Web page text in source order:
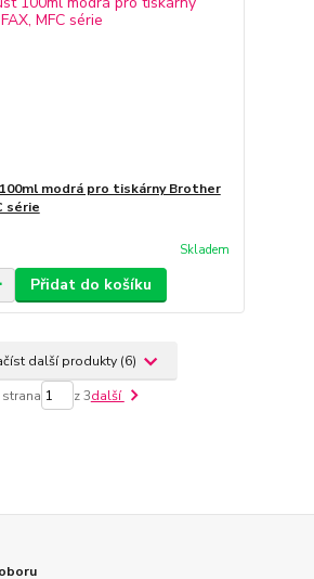
modrá pro tiskárny Brother
série
Skladem
Přidat do košíku
další produkty (6)
strana z 3další